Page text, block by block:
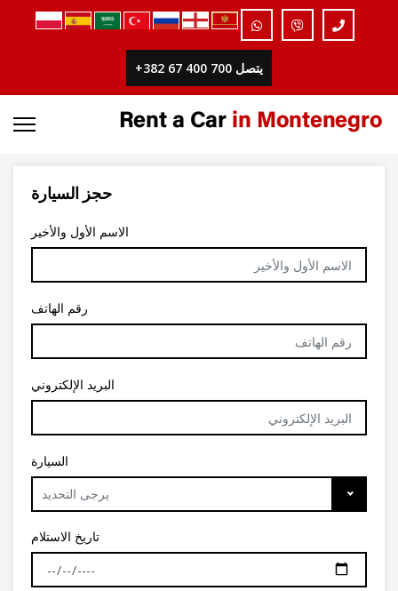
يتصل 700 400 67 382+
حجز السيارة
الاسم الأول والأخير
رقم الهاتف
البريد الإلكتروني
السيارة
يرجى التحديد
تاريخ الاستلام